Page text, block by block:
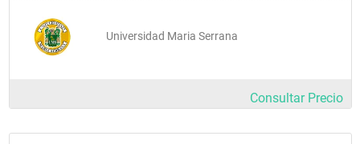
Universidad Maria Serrana
Consultar Precio